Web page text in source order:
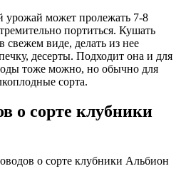
урожай может пролежать 7-8
портиться. Кушать
виде, делать из нее
десерты. Подходит она и для
тоже можно, но обычно для
сорта.
о сорте клубники
о сорте клубники Альбион